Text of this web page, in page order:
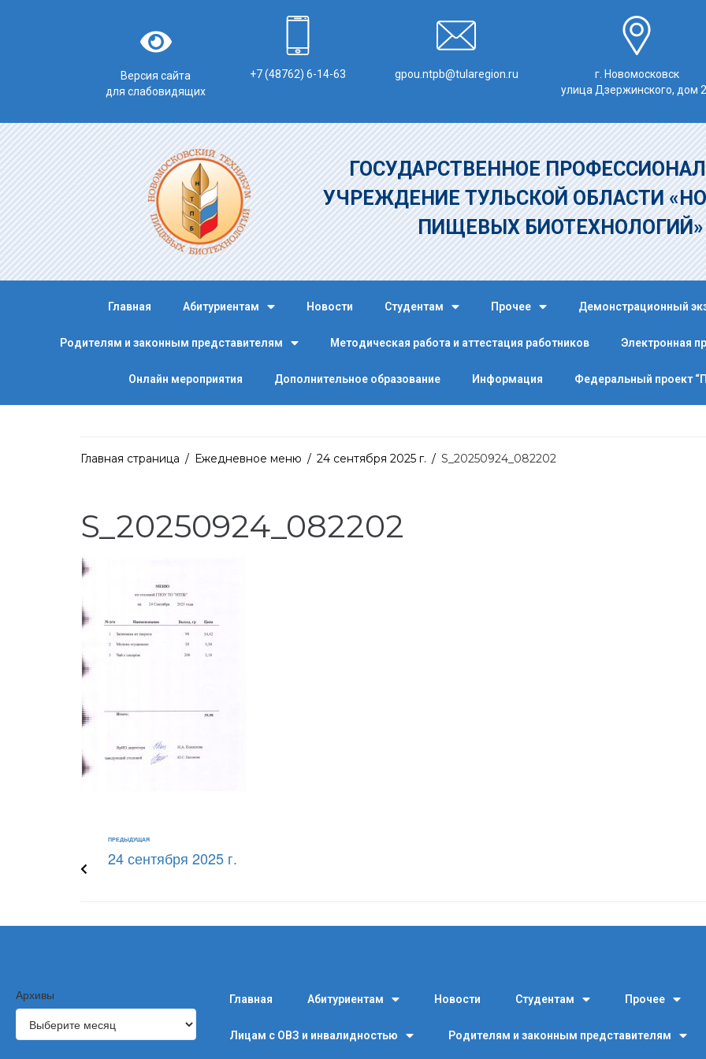
Версия сайта
для слабовидящих
+7 (48762) 6-14-63 gpou.ntpb@tularegion.ru
г. Новомосковск
улица Дзержинского, дом
ГОСУДАРСТВЕННОЕ
УЧРЕЖДЕНИЕ ТУЛЬСКОЙ ОБЛАСТИ
ПИЩЕВЫХ БИОТЕХНОЛОГИЙ»
Главная Абитуриентам Новости Студентам Прочее Демонстрационный
Родителям и законным представителям Методическая работа и аттестация работников Электронная
Онлайн мероприятия Дополнительное образование Информация Федеральный проект
Главная страница / Ежедневное меню / 24 сентября 2025 г. / S_20250924_082202
S_20250924_082202
ПРЕДЫДУЩАЯ
24 сентября 2025 г.
Архивы Главная Абитуриентам Новости Студентам Прочее
Лицам с ОВЗ и инвалидностью Родителям и законным представителям